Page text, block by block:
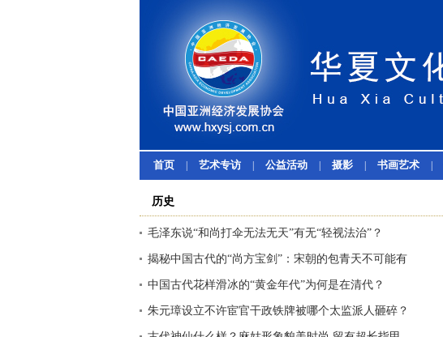
首页 艺术专访 公益活动 摄影 书画艺术
历史
毛泽东说“和尚打伞无法无天”有无“轻视法治”？
揭秘中国古代的“尚方宝剑”：宋朝的包青天不可能有
中国古代花样滑冰的“黄金年代”为何是在清代？
朱元璋设立不许宦官干政铁牌被哪个太监派人砸碎？